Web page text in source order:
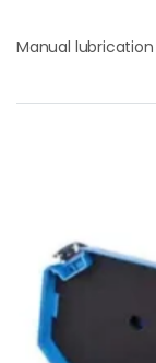
Manual lubrication